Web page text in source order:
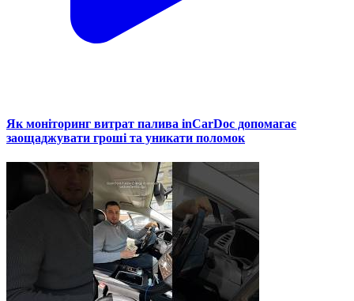
Як моніторинг витрат палива inCarDoc допомагає
заощаджувати гроші та уникати поломок